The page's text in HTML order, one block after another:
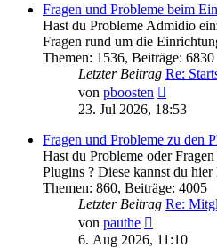
Fragen und Probleme beim
Hast du Probleme Admidio
Fragen rund um die
Themen: 1536, Beiträge: 6830
Letzter Beitrag Re:
von pboosten
Beitrag
23. Jul 2026, 18:53
Fragen und Probleme zu den
Hast du Probleme oder
Plugins ? Diese kannst du hier
Themen: 860, Beiträge: 4005
Letzter Beitrag Re:
von pauthe
Beitrag
6. Aug 2026, 11:10